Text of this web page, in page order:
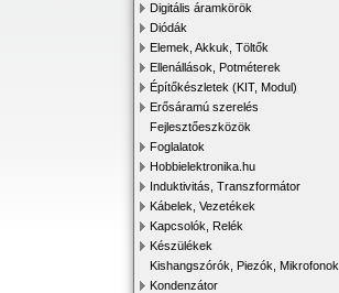
Digitális áramkörök
Diódák
Elemek, Akkuk, Töltők
Ellenállások, Potméterek
Építőkészletek (KIT, Modul)
Erősáramú szerelés
Fejlesztőeszközök
Foglalatok
Hobbielektronika.hu
Induktivitás, Transzformátor
Kábelek, Vezetékek
Kapcsolók, Relék
Készülékek
Kishangszórók, Piezók, Mikrofonok
Kondenzátor